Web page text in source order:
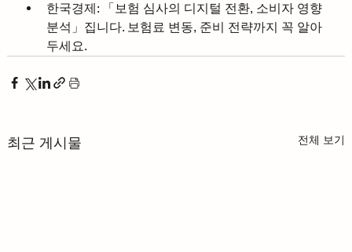
한국경제: 「보험 심사의 디지털 전환, 소비자 영향
분석」집니다. 보험료 변동, 준비 전략까지 꼭 알아
두세요.
최근 게시물 전체 보기